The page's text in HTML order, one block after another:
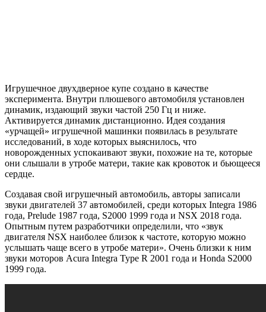
Игрушечное двухдверное купе создано в качестве
эксперимента. Внутри плюшевого автомобиля установлен
динамик, издающий звуки частой 250 Гц и ниже.
Активируется динамик дистанционно. Идея создания
«урчащей» игрушечной машинки появилась в результате
исследований, в ходе которых выяснилось, что
новорожденных успокаивают звуки, похожие на те, которые
они слышали в утробе матери, такие как кровоток и бьющееся
сердце.
Создавая свой игрушечный автомобиль, авторы записали
звуки двигателей 37 автомобилей, среди которых Integra 1986
года, Prelude 1987 года, S2000 1999 года и NSX 2018 года.
Опытным путем разработчики определили, что «звук
двигателя NSX наиболее близок к частоте, которую можно
услышать чаще всего в утробе матери». Очень близки к ним
звуки моторов Acura Integra Type R 2001 года и Honda S2000
1999 года.